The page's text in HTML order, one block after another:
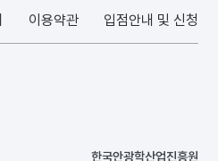
이용약관 입점안내 및 신청
한국안광학산업진흥원